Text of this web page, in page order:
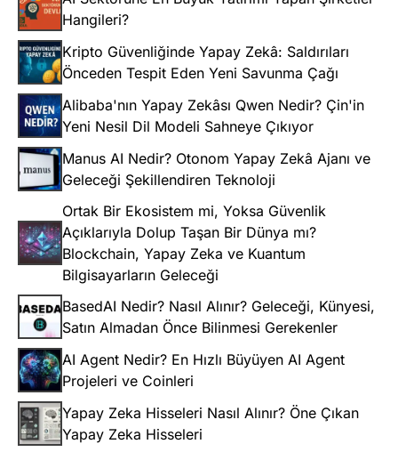
Hangileri?
Kripto Güvenliğinde Yapay Zekâ: Saldırıları
Önceden Tespit Eden Yeni Savunma Çağı
Alibaba'nın Yapay Zekâsı Qwen Nedir? Çin'in
Yeni Nesil Dil Modeli Sahneye Çıkıyor
Manus AI Nedir? Otonom Yapay Zekâ Ajanı ve
Geleceği Şekillendiren Teknoloji
Ortak Bir Ekosistem mi, Yoksa Güvenlik
Açıklarıyla Dolup Taşan Bir Dünya mı?
Blockchain, Yapay Zeka ve Kuantum
Bilgisayarların Geleceği
BasedAI Nedir? Nasıl Alınır? Geleceği, Künyesi,
Satın Almadan Önce Bilinmesi Gerekenler
AI Agent Nedir? En Hızlı Büyüyen AI Agent
Projeleri ve Coinleri
Yapay Zeka Hisseleri Nasıl Alınır? Öne Çıkan
Yapay Zeka Hisseleri